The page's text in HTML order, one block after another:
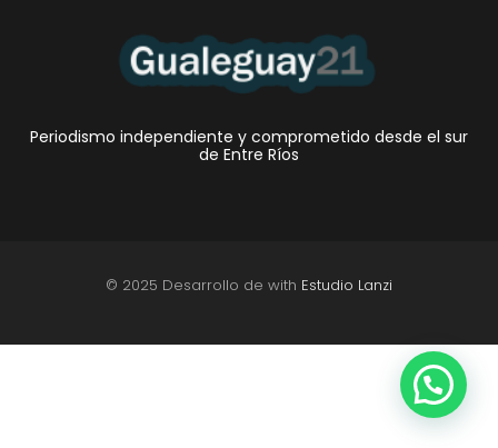
Periodismo independiente y comprometido desde el sur
de Entre Ríos
© 2025 Desarrollo de with Estudio Lanzi